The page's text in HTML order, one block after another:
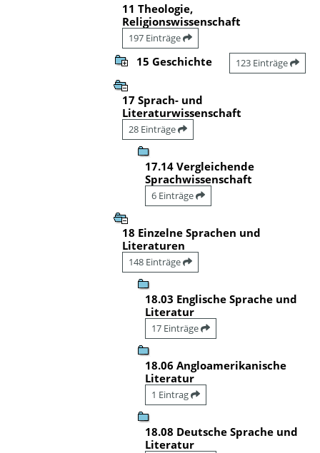
11 Theologie,
Religionswissenschaft
197 Einträge
15 Geschichte 123 Einträge
17 Sprach- und
Literaturwissenschaft
28 Einträge
17.14 Vergleichende
Sprachwissenschaft
6 Einträge
18 Einzelne Sprachen und
Literaturen
148 Einträge
18.03 Englische Sprache und
Literatur
17 Einträge
18.06 Angloamerikanische
Literatur
1 Eintrag
18.08 Deutsche Sprache und
Literatur